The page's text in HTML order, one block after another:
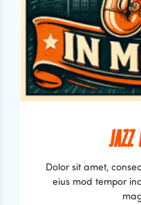
Dolor sit amet,
eius mod tempor